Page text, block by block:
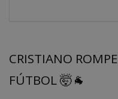
CRISTIANO
FÚTBOL 🤯🐐